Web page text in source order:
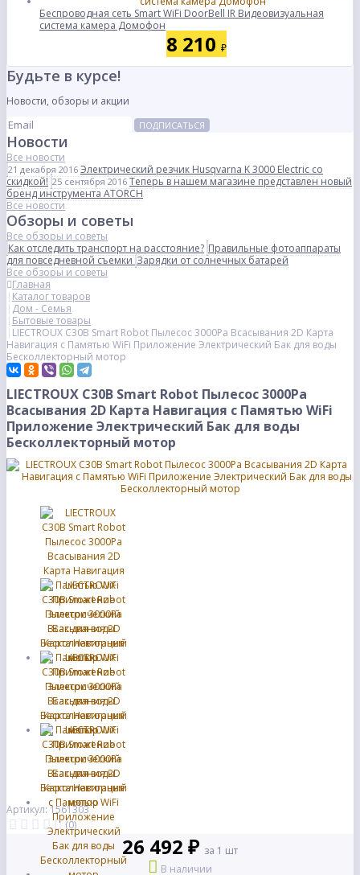
Беспроводная сеть Smart WiFi DoorBell IR Видеовизуальная
система камера Домофон
8 210 ₽
Будьте в курсе!
Новости, обзоры и акции
ПОДПИСАТЬСЯ
Новости
Все новости
21 декабря 2016 Электрический резчик Husqvarna K 3000 Electric со
скидкой! 25 сентября 2016 Теперь в нашем магазине представлен новый
бренд инструмента ATORCH
Все новости
Обзоры и советы
Все обзоры и советы
Как отследить транспорт на расстояние? Правильные фотоаппараты
для повседневной съемкиЗарядки от солнечных батарей
Все обзоры и советы
Главная
Каталог товаров
Дом - Семья
Бытовые товары
LIECTROUX C30B Smart Robot Пылесос 3000Pa Всасывания 2D Карта
Навигация с Памятью WiFi Приложение Электрический Бак для воды
Бесколлекторный мотор
LIECTROUX C30B Smart Robot Пылесос 3000Pa
Всасывания 2D Карта Навигация с Памятью WiFi
Приложение Электрический Бак для воды
Бесколлекторный мотор
Артикул: 1561303
(0)
26 492 ₽ за 1 шт
В наличии